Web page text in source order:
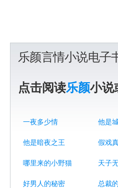
乐颜言情小说电子
点击阅读乐颜小说
一夜多少情 他是
他是暗夜之王 假戏
哪里来的小野猫 天子
好男人的秘密 总裁